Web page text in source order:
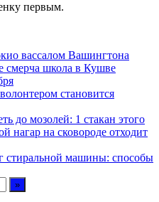
первым.
вассалом Вашингтона
смерча школа в Кушве
становится
до мозолей: 1 стакан этого
нагар на сковороде отходит
стиральной машины: способы